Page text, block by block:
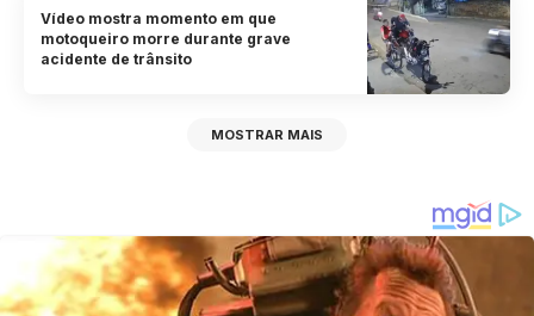
Vídeo mostra momento em que
motoqueiro morre durante grave
acidente de trânsito
MOSTRAR MAIS